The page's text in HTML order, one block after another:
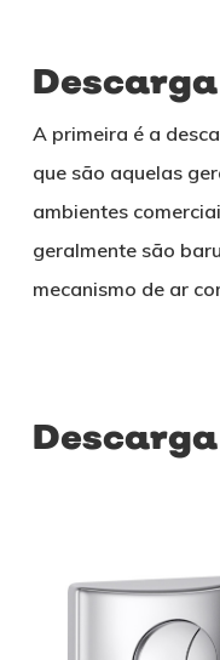
A primeira é a
que são aquelas
ambientes
geralmente são
mecanismo de ar